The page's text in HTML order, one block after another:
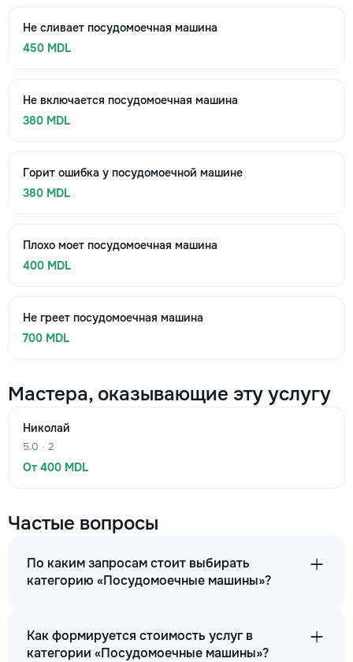
Не сливает посудомоечная машина
450 MDL
Не включается посудомоечная машина
380 MDL
Горит ошибка у посудомоечной машине
380 MDL
Плохо моет посудомоечная машина
400 MDL
Не греет посудомоечная машина
700 MDL
Мастера, оказывающие эту услугу
Николай
5.0 · 2
От 400 MDL
Частые вопросы
По каким запросам стоит выбирать
категорию «Посудомоечные машины»?
Как формируется стоимость услуг в
категории «Посудомоечные машины»?